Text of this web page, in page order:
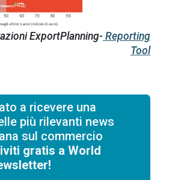
ExportPlanning- Reporting
Tool
a ricevere una
più rilevanti news
sul commercio
gratis a World